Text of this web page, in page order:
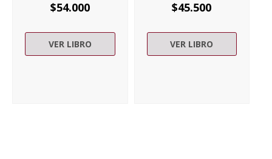
$54.000
VER LIBRO
$45.500
VER LIBRO